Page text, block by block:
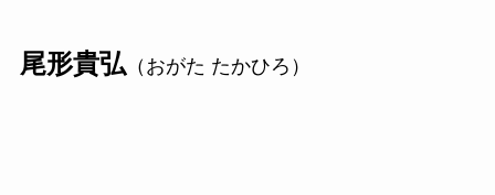
尾形貴弘（おがた たかひろ）